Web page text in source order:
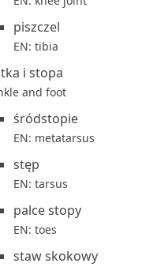
piszczel
EN: tibia
i stopa
and foot
śródstopie
EN: metatarsus
stęp
EN: tarsus
palce stopy
EN: toes
staw skokowy